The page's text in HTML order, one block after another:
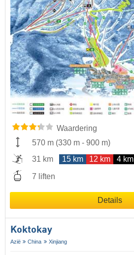
Waardering
570 m (330 m - 900 m)
31 km
15 km 12 km 4 km
7 liften
Details
Koktokay
Azië China Xinjiang